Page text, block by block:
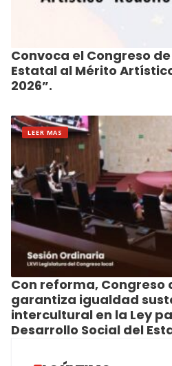
Convoca el Congreso
Estatal al Mérito
2026”.
LEER MAS
Con reforma, Congreso
garantiza igualdad
intercultural en la Ley
Desarrollo Social del